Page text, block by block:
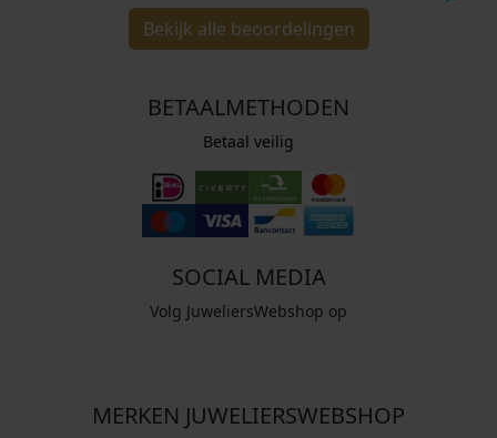
Bekijk alle beoordelingen
BETAALMETHODEN
Betaal veilig
SOCIAL MEDIA
Volg JuweliersWebshop op
MERKEN JUWELIERSWEBSHOP